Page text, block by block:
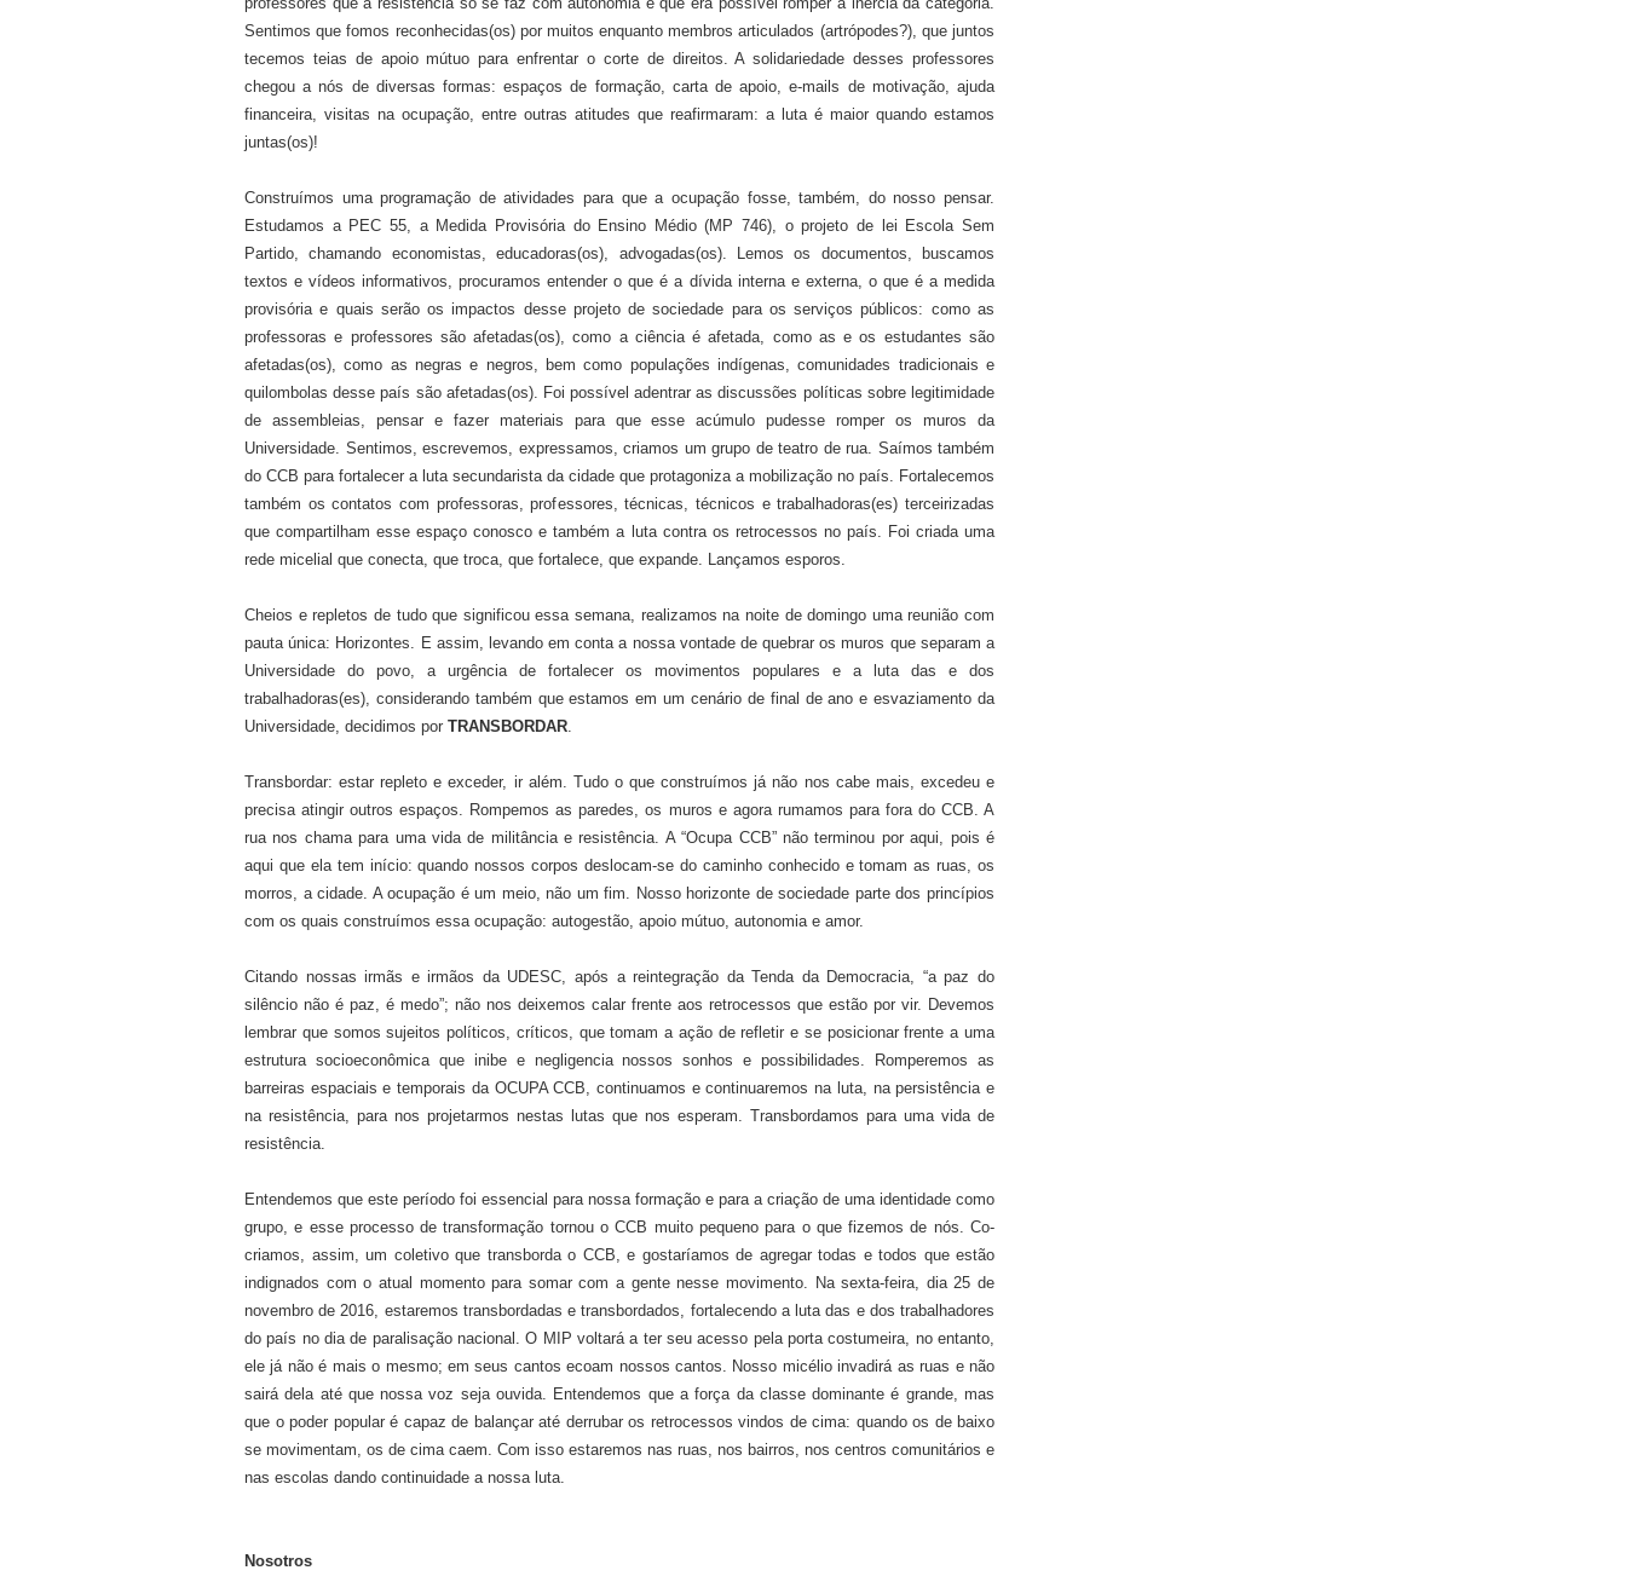
Sentimos que fomos reconhecidas(os) por muitos enquanto membros articulados (artrópodes?), que juntos
tecemos teias de apoio mútuo para enfrentar o corte de direitos. A solidariedade desses professores
chegou a nós de diversas formas: espaços de formação, carta de apoio, e-mails de motivação, ajuda
financeira, visitas na ocupação, entre outras atitudes que reafirmaram: a luta é maior quando estamos
juntas(os)!
Construímos uma programação de atividades para que a ocupação fosse, também, do nosso pensar.
Estudamos a PEC 55, a Medida Provisória do Ensino Médio (MP 746), o projeto de lei Escola Sem
Partido, chamando economistas, educadoras(os), advogadas(os). Lemos os documentos, buscamos
textos e vídeos informativos, procuramos entender o que é a dívida interna e externa, o que é a medida
provisória e quais serão os impactos desse projeto de sociedade para os serviços públicos: como as
professoras e professores são afetadas(os), como a ciência é afetada, como as e os estudantes são
afetadas(os), como as negras e negros, bem como populações indígenas, comunidades tradicionais e
quilombolas desse país são afetadas(os). Foi possível adentrar as discussões políticas sobre legitimidade
de assembleias, pensar e fazer materiais para que esse acúmulo pudesse romper os muros da
Universidade. Sentimos, escrevemos, expressamos, criamos um grupo de teatro de rua. Saímos também
do CCB para fortalecer a luta secundarista da cidade que protagoniza a mobilização no país. Fortalecemos
também os contatos com professoras, professores, técnicas, técnicos e trabalhadoras(es) terceirizadas
que compartilham esse espaço conosco e também a luta contra os retrocessos no país. Foi criada uma
rede micelial que conecta, que troca, que fortalece, que expande. Lançamos esporos.
Cheios e repletos de tudo que significou essa semana, realizamos na noite de domingo uma reunião com
pauta única: Horizontes. E assim, levando em conta a nossa vontade de quebrar os muros que separam a
Universidade do povo, a urgência de fortalecer os movimentos populares e a luta das e dos
trabalhadoras(es), considerando também que estamos em um cenário de final de ano e esvaziamento da
Universidade, decidimos por TRANSBORDAR
Transbordar: estar repleto e exceder, ir além. Tudo o que construímos já não nos cabe mais, excedeu e
precisa atingir outros espaços. Rompemos as paredes, os muros e agora rumamos para fora do CCB. A
rua nos chama para uma vida de militância e resistência. A “Ocupa CCB” não terminou por aqui, pois é
aqui que ela tem início: quando nossos corpos deslocam-se do caminho conhecido e tomam as ruas, os
morros, a cidade. A ocupação é um meio, não um fim. Nosso horizonte de sociedade parte dos princípios
com os quais construímos essa ocupação: autogestão, apoio mútuo, autonomia e amor.
Citando nossas irmãs e irmãos da UDESC, após a reintegração da Tenda da Democracia, “a paz do
silêncio não é paz, é medo”; não nos deixemos calar frente aos retrocessos que estão por vir. Devemos
lembrar que somos sujeitos políticos, críticos, que tomam a ação de refletir e se posicionar frente a uma
estrutura socioeconômica que inibe e negligencia nossos sonhos e possibilidades. Romperemos as
barreiras espaciais e temporais da OCUPA CCB, continuamos e continuaremos na luta, na persistência e
na resistência, para nos projetarmos nestas lutas que nos esperam. Transbordamos para uma vida de
resistência.
Entendemos que este período foi essencial para nossa formação e para a criação de uma identidade como
grupo, e esse processo de transformação tornou o CCB muito pequeno para o que fizemos de nós. Co-
criamos, assim, um coletivo que transborda o CCB, e gostaríamos de agregar todas e todos que estão
indignados com o atual momento para somar com a gente nesse movimento. Na sexta-feira, dia 25 de
novembro de 2016, estaremos transbordadas e transbordados, fortalecendo a luta das e dos trabalhadores
do país no dia de paralisação nacional. O MIP voltará a ter seu acesso pela porta costumeira, no entanto,
ele já não é mais o mesmo; em seus cantos ecoam nossos cantos. Nosso micélio invadirá as ruas e não
sairá dela até que nossa voz seja ouvida. Entendemos que a força da classe dominante é grande, mas
que o poder popular é capaz de balançar até derrubar os retrocessos vindos de cima: quando os de baixo
se movimentam, os de cima caem. Com isso estaremos nas ruas, nos bairros, nos centros comunitários e
nas escolas dando continuidade a nossa luta.
Nosotros